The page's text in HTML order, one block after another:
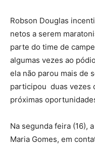
Robson Douglas
netos a serem
parte do time de
algumas vezes ao
ela não parou mais de
participou duas vezes
próximas
Na segunda feira (16),
Maria Gomes, em